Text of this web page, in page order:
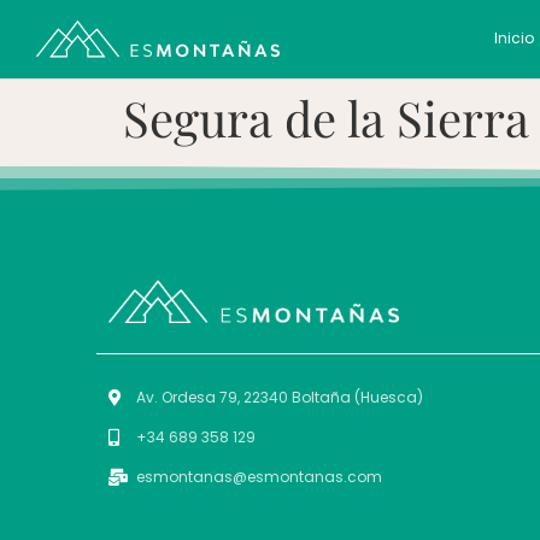
Inicio
Segura de la Sierra
Av. Ordesa 79, 22340 Boltaña (Huesca)
+34 689 358 129
esmontanas@esmontanas.com